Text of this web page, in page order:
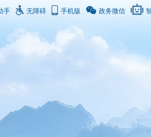
手 无障碍 手机版 政务微信